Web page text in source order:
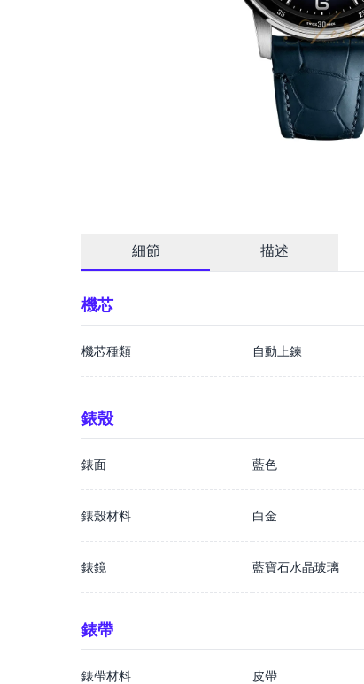
細節 描述
機芯
機芯種類 自動上鍊
錶殼
錶面 藍色
錶殼材料 白金
錶鏡 藍寶石水晶玻璃
錶帶
錶帶材料 皮帶